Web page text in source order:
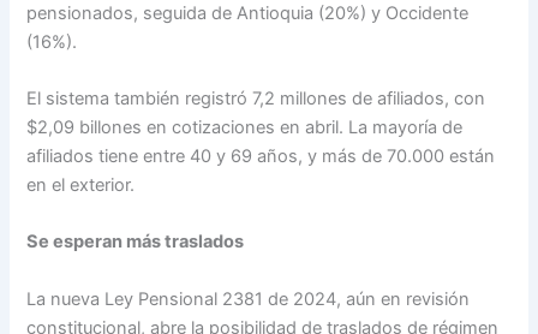
pensionados, seguida de Antioquia (20%) y Occidente
(16%).
El sistema también registró 7,2 millones de afiliados, con
$2,09 billones en cotizaciones en abril. La mayoría de
afiliados tiene entre 40 y 69 años, y más de 70.000 están
en el exterior.
Se esperan más traslados
La nueva Ley Pensional 2381 de 2024, aún en revisión
constitucional, abre la posibilidad de traslados de régimen